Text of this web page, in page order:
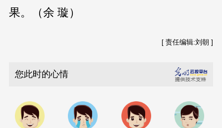
果。（余 璇）
[ 责任编辑:刘朝 ]
您此时的心情